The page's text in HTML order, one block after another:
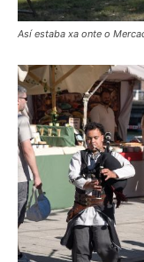
Así estaba xa onte o